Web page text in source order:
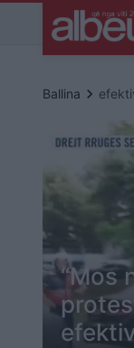
Ballina keyboard_arrow_right
“Mos